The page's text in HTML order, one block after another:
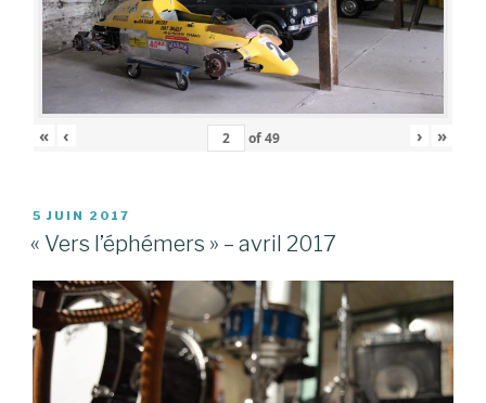
« ‹ of49 › »
PUBLIÉ
LE
5 JUIN 2017
« Vers l’éphémers » – avril 2017